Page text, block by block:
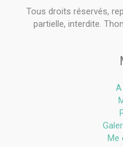
Tous droits réservés,
partielle, interdite.
Me